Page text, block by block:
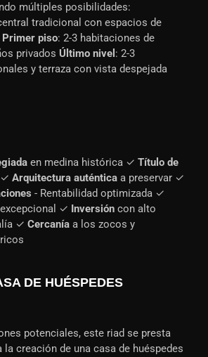
múltiples posibilidades:
tradicional con espacios de
Primer piso: 2-3 habitaciones de
privados Último nivel : 2-3
y terraza con vista despejada
en medina histórica ✓ Título de
✓ Arquitectura auténtica a preservar ✓
- Rentabilidad optimizada ✓
excepcional ✓ Inversión con alto
✓ Cercanía a los zocos y
DE HUÉSPEDES
potenciales, este riad se presta
la creación de una casa de huéspedes